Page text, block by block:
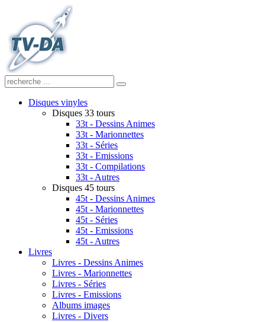
Disques vinyles
Disques 33 tours
33t - Dessins Animes
33t - Marionnettes
33t - Séries
33t - Emissions
33t - Compilations
33t - Autres
Disques 45 tours
45t - Dessins Animes
45t - Marionnettes
45t - Séries
45t - Emissions
45t - Autres
Livres
Livres - Dessins Animes
Livres - Marionnettes
Livres - Séries
Livres - Emissions
Albums images
Livres - Divers